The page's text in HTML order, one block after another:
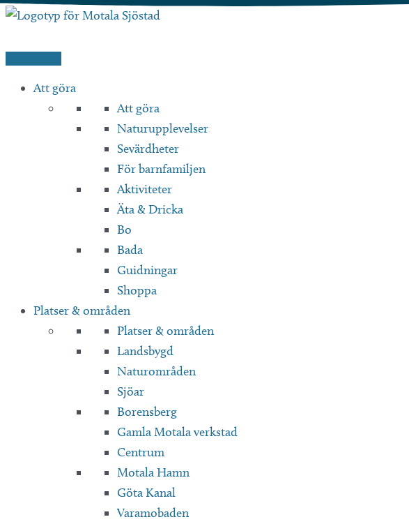
Hoppa
innehåll
Att göra
Att göra
Naturupplevelser
Sevärdheter
För barnfamiljen
Aktiviteter
Äta & Dricka
Bo
Bada
Guidningar
Shoppa
Platser & områden
Platser & områden
Landsbygd
Naturområden
Sjöar
Borensberg
Gamla Motala verkstad
Centrum
Motala Hamn
Göta Kanal
Varamobaden